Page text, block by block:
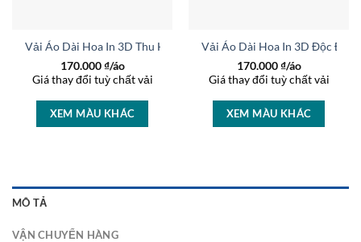
Vải Áo Dài Hoa In 3D Thu Hút AD 46463
170.000₫/áo
Giá thay đổi tuỳ chất vải
XEM MÀU KHÁC
Vải Áo Dài Hoa In 3D Độc Đáo
170.000₫/áo
Giá thay đổi tuỳ chất vải
XEM MÀU KHÁC
AD 27233
MÔ TẢ
VẬN CHUYỂN HÀNG